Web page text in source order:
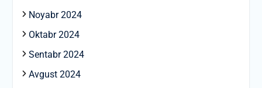
Noyabr 2024
Oktabr 2024
Sentabr 2024
Avgust 2024